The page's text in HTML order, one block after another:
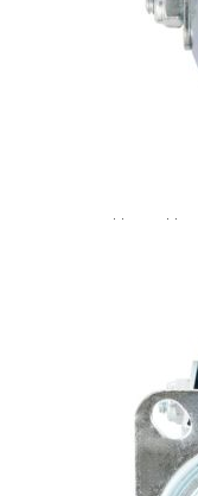
Предоставената
Добавете
количката" и при
Когато плащате с
поръчката Ви
разполагате с три
Отложено до 30
поръчката без
Плащане на 4
поръчката си на
разделя на 3 равни
покупки на
Плащане на 6
разпределя в 6
покупки на